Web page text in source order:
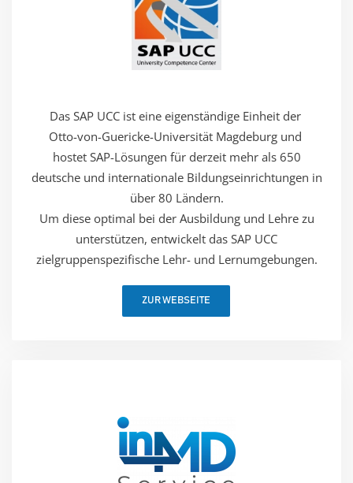
Das SAP UCC ist eine eigenständige Einheit der ​
Otto-von-Guericke-Universität Magdeburg und ​
hostet SAP-Lösungen für derzeit mehr als 650
deutsche und internationale Bildungseinrichtungen in
über 80 Ländern.​
Um diese optimal bei der Ausbildung und Lehre zu
unterstützen, entwickelt das SAP UCC
zielgruppenspezifische Lehr- und Lernumgebungen.
ZUR WEBSEITE